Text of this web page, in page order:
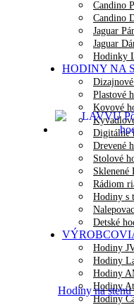
Candino
Candino
Jaguar
Jaguar
Hodinky
HODINY NA
Plastové
Kovové
Digitálne
Drevené
Stolové
Sklenené
Rádiom
Hodiny s
Detské
Hodiny
Hodiny
Hodiny
Hodiny
Hodiny
Hodiny na